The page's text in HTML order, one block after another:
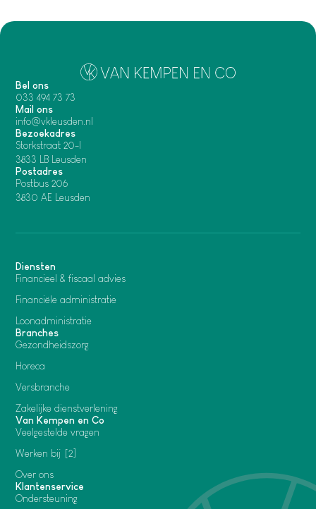
Bel ons
033 494 73 73
Mail ons
info@vkleusden.nl
Bezoekadres
Storkstraat 20-I
3833 LB Leusden
Postadres
Postbus 206
3830 AE Leusden
Diensten
Financieel & fiscaal advies
Financiële administratie
Loonadministratie
Branches
Gezondheidszorg
Horeca
Versbranche
Zakelijke dienstverlening
Van Kempen en Co
Veelgestelde vragen
Werken bij
2
Over ons
Klantenservice
Ondersteuning